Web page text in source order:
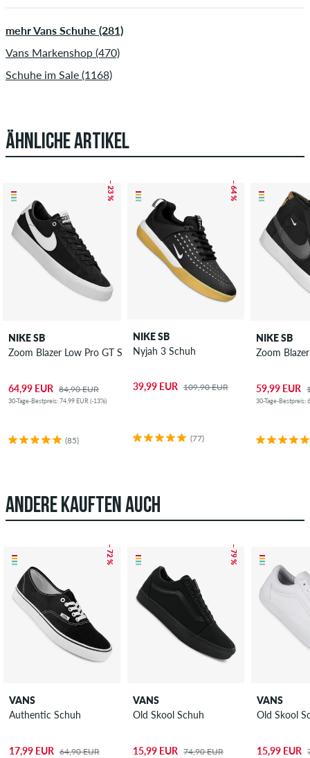
mehr Vans Schuhe (281)
Vans Markenshop (470)
Schuhe im Sale (1168)
ÄHNLICHE ARTIKEL
– 23 %
NIKE SB
Zoom Blazer Low Pro GT Schuh
64,99 EUR 84,90 EUR
30-Tage-Bestpreis: 74,99 EUR (-13%)
(85)
– 64 %
NIKE SB
Nyjah 3 Schuh
39,99 EUR 109,90 EUR
(77)
NIKE SB
Zoom
59,99 EUR
30-Tage-Bestpreis:
ANDERE KAUFTEN AUCH
– 72 %
VANS
Authentic Schuh
17,99 EUR 64,90 EUR
– 79 %
VANS
Old Skool Schuh
15,99 EUR 74,90 EUR
VANS
Old Skool
15,99 EUR